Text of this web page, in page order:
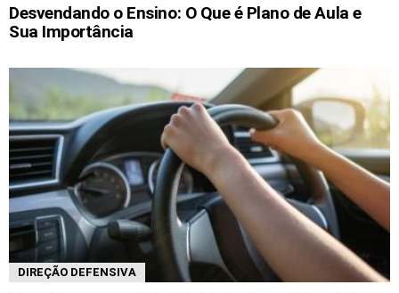
Desvendando o Ensino: O Que é Plano de Aula e
Sua Importância
DIREÇÃO DEFENSIVA